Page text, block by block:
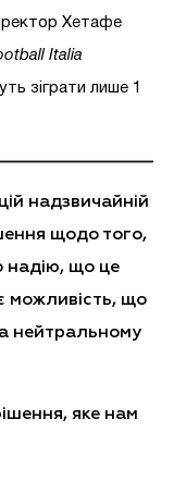
Хетафе
Italia
зіграти лише 1
надзвичайній
щодо того,
надію, що це
можливість, що
нейтральному
яке нам